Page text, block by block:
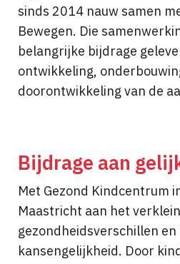
sinds 2014 nauw samen
Bewegen. Die
belangrijke bijdrage
ontwikkeling,
doorontwikkeling van de
Bijdrage aan
Met Gezond Kindcentrum
Maastricht aan het
gezondheidsverschillen
kansengelijkheid. Door